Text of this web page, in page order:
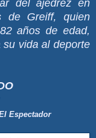
del ajedrez en
de Greiff, quien
años de edad,
vida al deporte
Espectador